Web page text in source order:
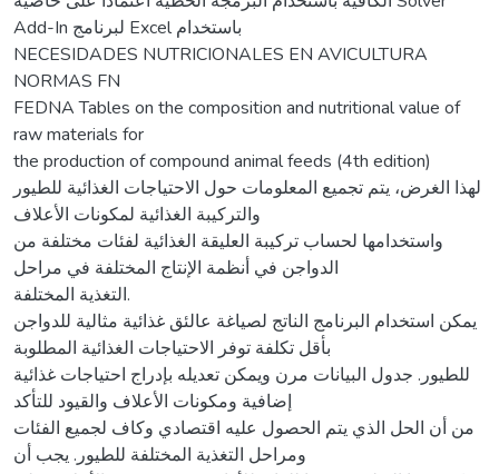
Add-In لبرنامج Excel باستخدام
NECESIDADES NUTRICIONALES EN AVICULTURA
NORMAS FN
FEDNA Tables on the composition and nutritional value of
raw materials for
the production of compound animal feeds (4th edition)
لهذا الغرض، يتم تجميع المعلومات حول الاحتياجات الغذائية للطيور
والتركيبة الغذائية لمكونات الأعلاف
واستخدامها لحساب تركيبة العليقة الغذائية لفئات مختلفة من
الدواجن في أنظمة الإنتاج المختلفة في مراحل
التغذية المختلفة.
يمكن استخدام البرنامج الناتج لصياغة عالئق غذائية مثالية للدواجن
بأقل تكلفة توفر الاحتياجات الغذائية المطلوبة
للطيور. جدول البيانات مرن ويمكن تعديله بإدراج احتياجات غذائية
إضافية ومكونات الأعلاف والقيود للتأكد
من أن الحل الذي يتم الحصول عليه اقتصادي وكاف لجميع الفئات
ومراحل التغذية المختلفة للطيور. يجب أن